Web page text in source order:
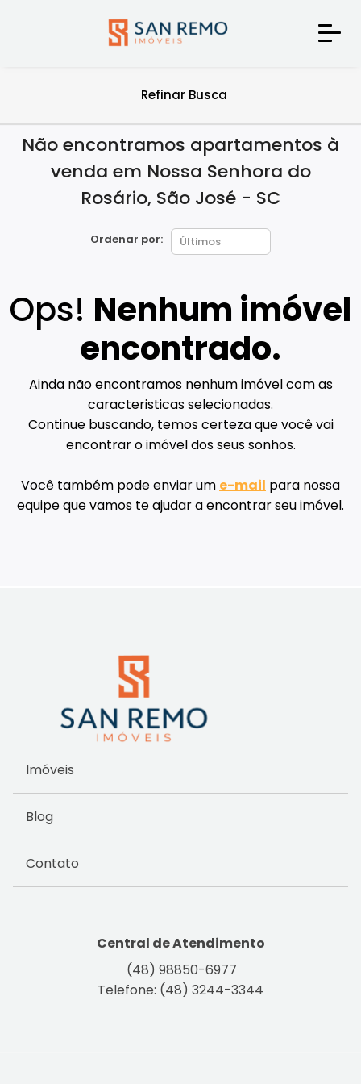
Refinar Busca
Não encontramos apartamentos à
venda em Nossa Senhora do
Rosário, São José - SC
Ordenar por:
Ops! Nenhum imóvel
encontrado.
Ainda não encontramos nenhum imóvel com as
caracteristicas selecionadas.
Continue buscando, temos certeza que você vai
encontrar o imóvel dos seus sonhos.
Você também pode enviar um e-mail para nossa
equipe que vamos te ajudar a encontrar seu imóvel.
Imóveis
Blog
Contato
Central de Atendimento
(48) 98850-6977
Telefone: (48) 3244-3344